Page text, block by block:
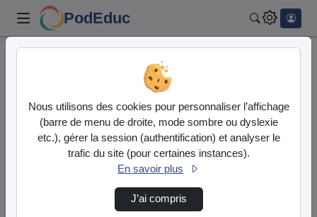
PodEduc
Correction E6 P3 - 6° 25-26.mp4
Cette vidéo est en mode brouillon.
Nous utilisons des cookies pour personnaliser l’affichage
(barre de menu de droite, mode sombre ou dyslexie
etc.), gérer la session (authentification) et analyser le
trafic du site (pour certaines instances).
En savoir plus
J’ai compris